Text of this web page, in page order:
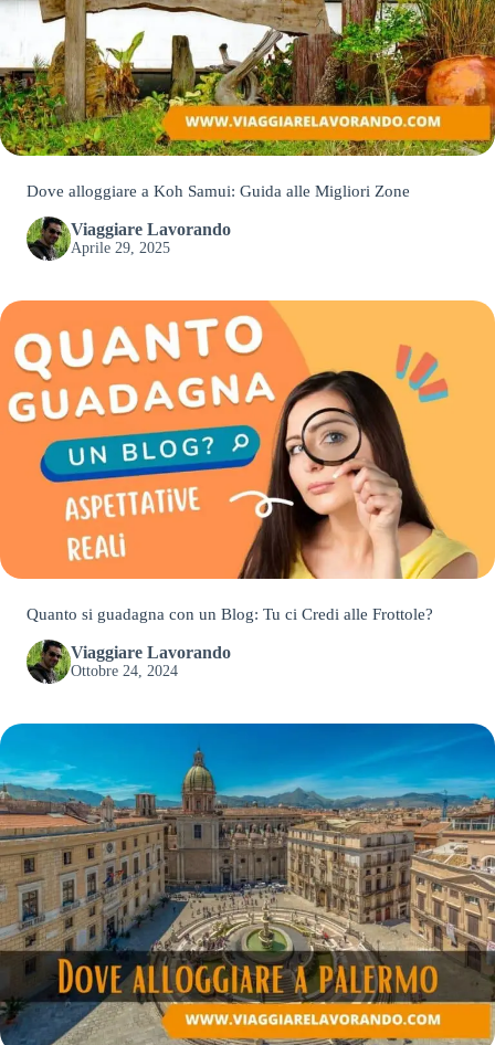
Dove alloggiare a Koh Samui: Guida alle Migliori Zone
Viaggiare Lavorando
Aprile 29, 2025
Quanto si guadagna con un Blog: Tu ci Credi alle Frottole?
Viaggiare Lavorando
Ottobre 24, 2024